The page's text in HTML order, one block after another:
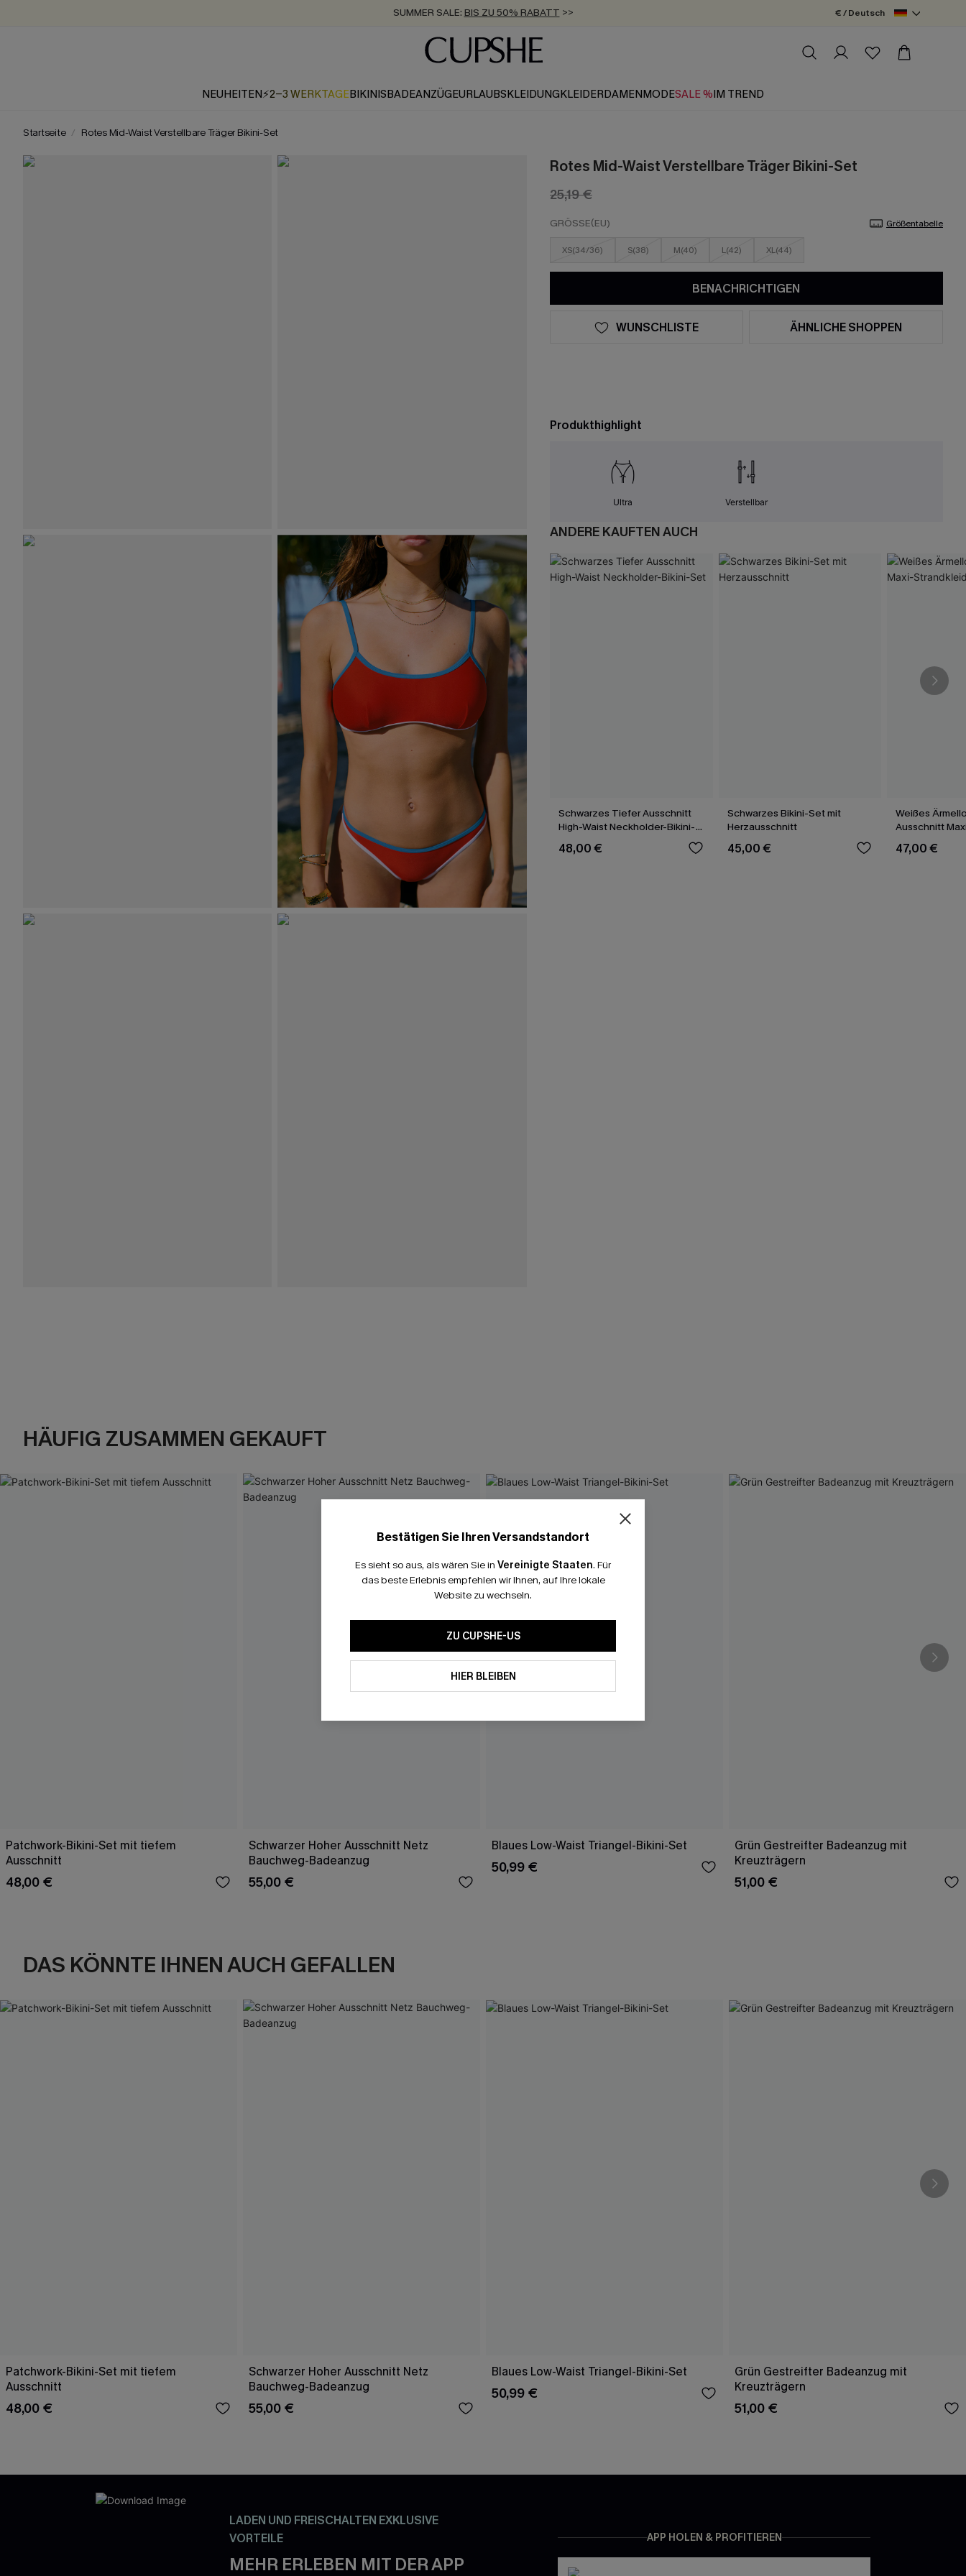
SUMMER SALE: BIS ZU 50% RABATT >>
ZUM NEWSLETTER:BIS ZU -20% EXTRA ERHALTEN
KOSTENLOSER VERSAND AB 89 €
€ / Deutsch
NEUHEITEN⚡2-3 WERKTAGEBIKINISBADEANZÜGEURLAUBSKLEIDUNGKLEIDERDAMENMODESALE %IM TREND
Startseite Rotes Mid-Waist Verstellbare Träger Bikini-Set
Rotes Mid-Waist Verstellbare Träger Bikini-Set
25,19 €
GRÖSSE(EU) Größentabelle
XS(34/36) S(38) M(40) L(42) XL(44)
BENACHRICHTIGEN
WUNSCHLISTE ÄHNLICHE SHOPPEN
Produkthighlight
Ultra Verstellbar
ANDERE KAUFTEN AUCH
Schwarzes Tiefer Ausschnitt
High-Waist Neckholder-Bikini-
Set
48,00 €
Schwarzes Bikini-Set mit
Herzausschnitt
45,00 €
Weißes
Ausschnitt
47,00 €
HÄUFIG ZUSAMMEN GEKAUFT
Patchwork-Bikini-Set mit tiefem
Ausschnitt
48,00 €
Schwarzer Hoher Ausschnitt Netz
Bauchweg-Badeanzug
55,00 €
Blaues Low-Waist Triangel-Bikini-Set
50,99 €
Grün Gestreifter Badeanzug mit
Kreuzträgern
51,00 €
DAS KÖNNTE IHNEN AUCH GEFALLEN
Patchwork-Bikini-Set mit tiefem
Ausschnitt
48,00 €
Schwarzer Hoher Ausschnitt Netz
Bauchweg-Badeanzug
55,00 €
Blaues Low-Waist Triangel-Bikini-Set
50,99 €
Grün Gestreifter Badeanzug mit
Kreuzträgern
51,00 €
LADEN UND FREISCHALTEN EXKLUSIVE
VORTEILE
MEHR ERLEBEN MIT DER APP
APP HOLEN & PROFITIEREN
Bestätigen Sie Ihren Versandstandort
Es sieht so aus, als wären Sie in Vereinigte Staaten. Für
das beste Erlebnis empfehlen wir Ihnen, auf Ihre lokale
Website zu wechseln.
ZU CUPSHE-US
HIER BLEIBEN